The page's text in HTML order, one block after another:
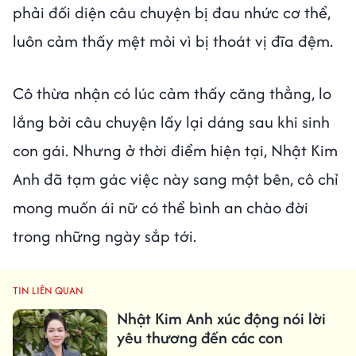
phải đối diện câu chuyện bị đau nhức cơ thể,
luôn cảm thấy mệt mỏi vì bị thoát vị đĩa đệm.
Cô thừa nhận có lúc cảm thấy căng thẳng, lo
lắng bởi câu chuyện lấy lại dáng sau khi sinh
con gái. Nhưng ở thời điểm hiện tại, Nhật Kim
Anh đã tạm gác việc này sang một bên, cô chỉ
mong muốn ái nữ có thể bình an chào đời
trong những ngày sắp tới.
TIN LIÊN QUAN
Nhật Kim Anh xúc động nói lời
yêu thương đến các con